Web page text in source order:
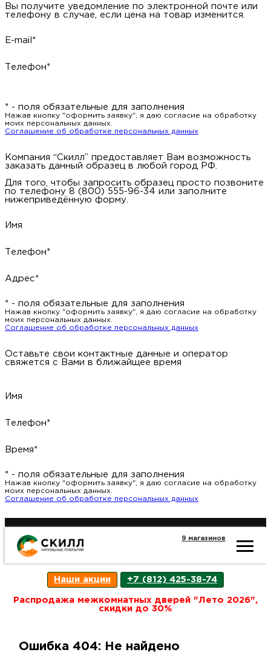
Вы получите уведомление по электронной почте или
телефону в случае, если цена на товар изменится.
E-mail*
Телефон*
* - поля обязательные для заполнения
Нажав кнопку "оформить заявку", я даю согласие на обработку
моих персональных данных.
Соглашение об обработке персональных данных
Компания “Скилл” предоставляет Вам возможность
заказать данный образец в любой город РФ.
Для того, чтобы запросить образец просто позвоните
по телефону 8 (800) 555-96-34 или заполните
нижеприведённую форму.
Имя
Телефон*
Адрес*
* - поля обязательные для заполнения
Нажав кнопку "оформить заявку", я даю согласие на обработку
моих персональных данных.
Соглашение об обработке персональных данных
Оставьте свои контактные данные и оператор
свяжется с Вами в ближайщее время
Имя
Телефон*
Время*
* - поля обязательные для заполнения
Нажав кнопку "оформить заявку", я даю согласие на обработку
моих персональных данных.
Соглашение об обработке персональных данных
9 магазинов
Наши акции +7 (812) 425-38-74
Распродажа межкомнатных дверей "Лето 2026",
скидки до 30%
Ошибка 404: Не найдено